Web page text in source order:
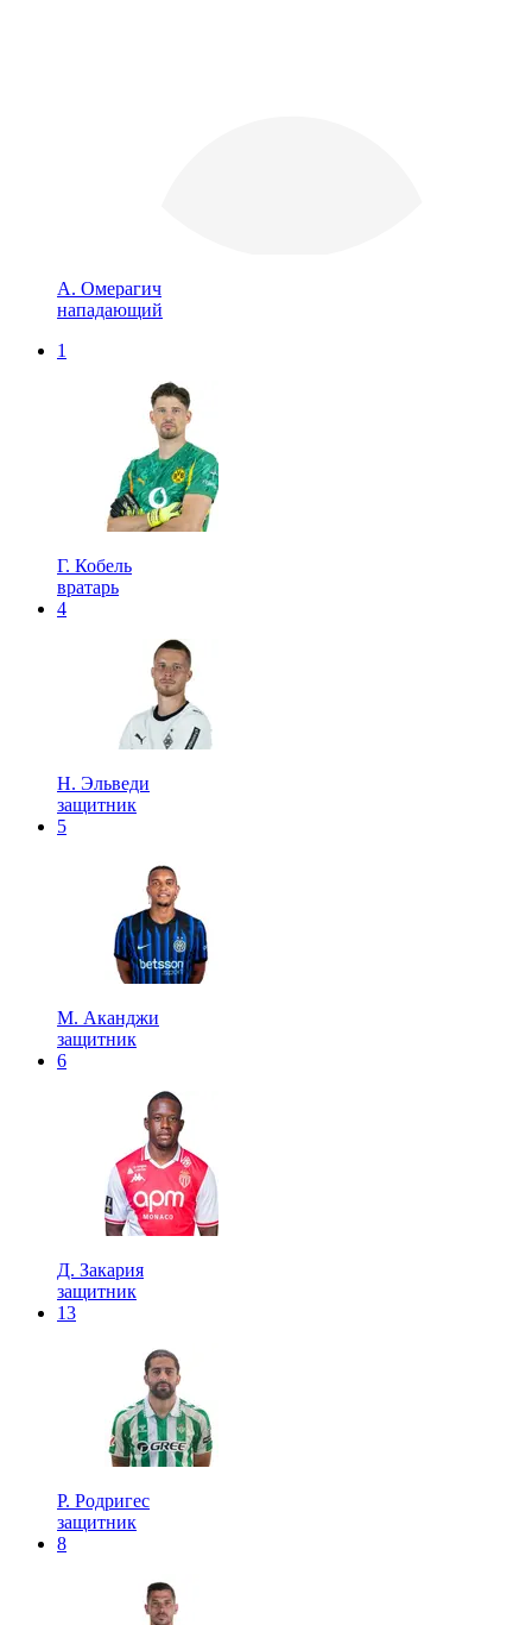
А. Омерагич
нападающий
1
Г. Кобель
вратарь
4
Н. Эльведи
защитник
5
М. Аканджи
защитник
6
Д. Закария
защитник
13
Р. Родригес
защитник
8